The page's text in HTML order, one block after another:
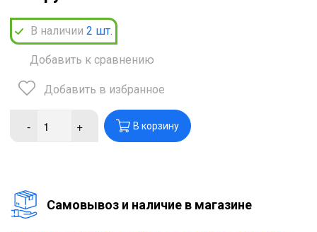
В наличии 2 шт.
Добавить к сравнению
Добавить в избранное
- + В корзину
Cамовывоз и наличие в магазине